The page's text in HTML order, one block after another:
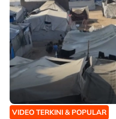
VIDEO TERKINI & POPULAR